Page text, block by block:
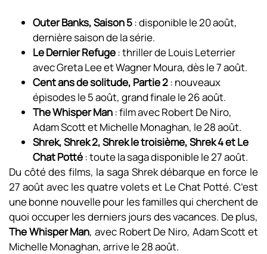
Outer Banks, Saison 5: disponible le 20 août,
dernière saison de la série.
Le Dernier Refuge: thriller de Louis Leterrier
avec Greta Lee et Wagner Moura, dès le 7 août.
Cent ans de solitude, Partie 2: nouveaux
épisodes le 5 août, grand finale le 26 août.
The Whisper Man: film avec Robert De Niro,
Adam Scott et Michelle Monaghan, le 28 août.
Shrek, Shrek 2, Shrek le troisième, Shrek 4 et Le
Chat Potté: toute la saga disponible le 27 août.
Du côté des films, la saga Shrek débarque en force le
27 août avec les quatre volets et Le Chat Potté. C’est
une bonne nouvelle pour les familles qui cherchent de
quoi occuper les derniers jours des vacances. De plus,
The Whisper Man, avec Robert De Niro, Adam Scott et
Michelle Monaghan, arrive le 28 août.